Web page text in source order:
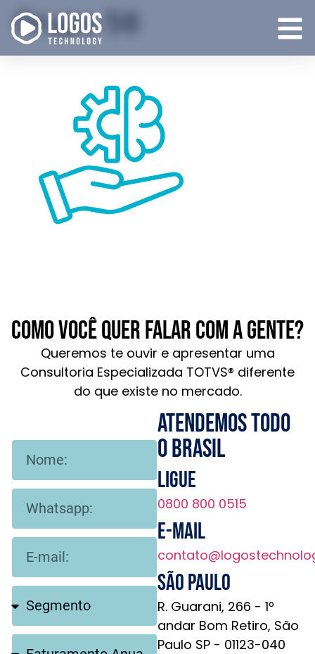
Grupo 56
Como você quer falar com a gente?
Queremos te ouvir e apresentar uma
Consultoria Especializada TOTVS® diferente
do que existe no mercado.
Atendemos todo
o brasil
Ligue
0800 800 0515
E-mail
São Paulo
R. Guarani, 266 - 1º
andar Bom Retiro, São
Paulo SP - 01123-040